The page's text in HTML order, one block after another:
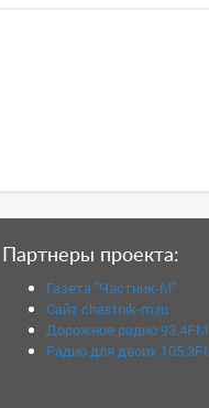
Партнеры проекта:
Газета "Частник-М"
Сайт chastnik-m.ru
Дорожное радио 93.4FM
Радио для двоих